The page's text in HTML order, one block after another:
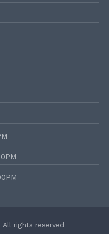
rights reserved